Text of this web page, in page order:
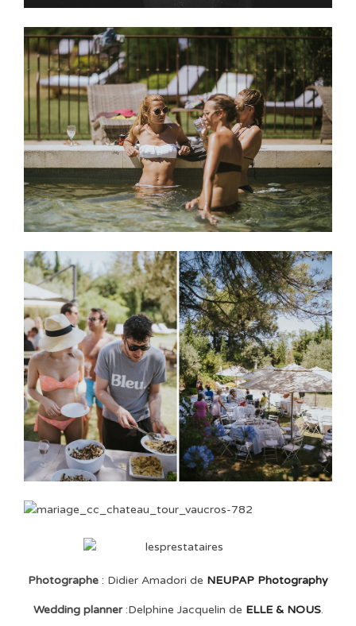
Photographe : Didier Amadori de NEUPAP Photography
Wedding planner:Delphine Jacquelin de ELLE & NOUS.